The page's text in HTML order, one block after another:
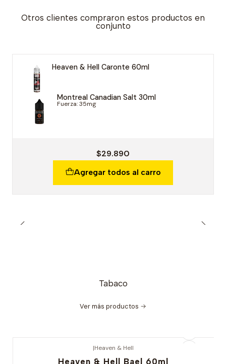
Otros clientes compraron estos productos en
conjunto
Heaven & Hell Caronte 60ml
Montreal Canadian Salt 30ml
Fuerza: 35mg
$29.890
Agregar todos al carro
Tabaco
Ver más productos
|Heaven & Hell
Heaven & Hell Bael 60ml